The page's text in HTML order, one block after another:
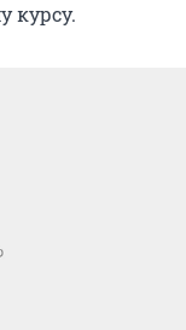
курсу.